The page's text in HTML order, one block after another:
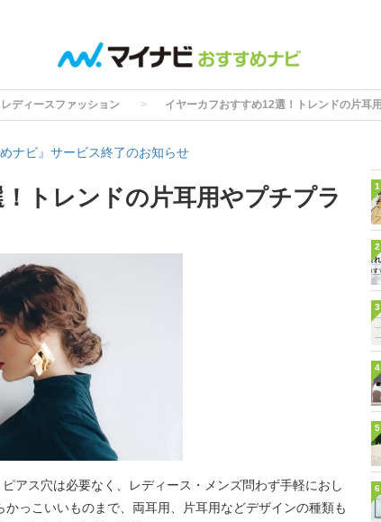
レディースファッション イヤーカフおすすめ12選！トレンドの片耳
めナビ』サービス終了のお知らせ
トレンドの片耳用やプチプラ
アス穴は必要なく、レディース・メンズ問わず手軽におし
っこいいものまで、両耳用、片耳用などデザインの種類も
1
2
3
4
5
6